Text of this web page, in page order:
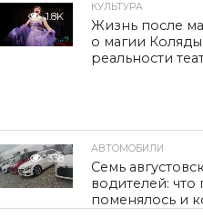
1.8K
КУЛЬТУРА
Жизнь после
о магии
реальности
338
АВТОМОБИЛИ
Семь
водителей:
поменялось и